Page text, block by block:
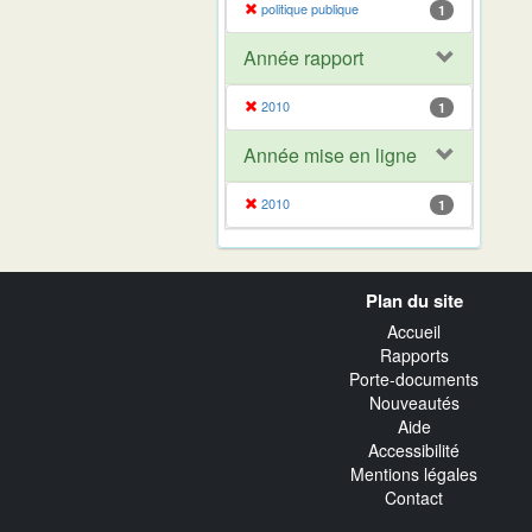
politique publique 1
Année rapport
2010 1
Année mise en ligne
2010 1
Plan du site
Accueil
Rapports
Porte-documents
Nouveautés
Aide
Accessibilité
Mentions légales
Contact